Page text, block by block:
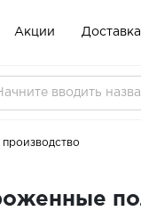
Акции